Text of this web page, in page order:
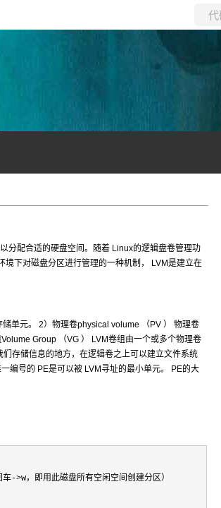
分配合适的硬盘空间。随着 Linux的逻辑盘卷管理功
下对磁盘分区进行管理的一种机制， LVM是建立在
单元。 2）物理卷physical volume （PV ） 物理卷
Group （VG ） LVM卷组由一个或多个物理卷
存储信息的地方，在逻辑卷之上可以建立文件系统
编号的 PE是可以被 LVM寻址的最小单元。 PE的大
即用此磁盘所有空闲空间创建分区）